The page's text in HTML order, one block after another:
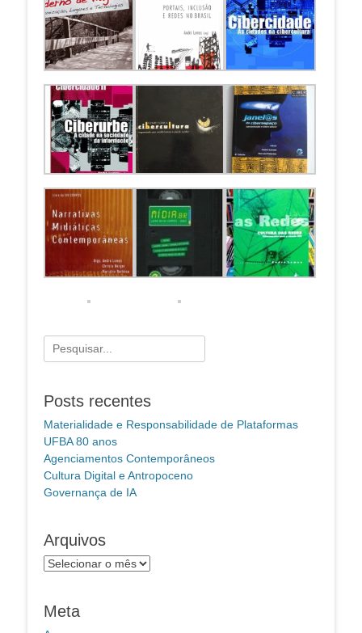
Pesquisar
por:
Posts recentes
Materialidade e Responsabilidade de Plataformas
UFBA 80 anos
Agenciamentos Contemporâneos
Cultura Digital e Antropoceno
Governança de IA
Arquivos
Arquivos
Meta